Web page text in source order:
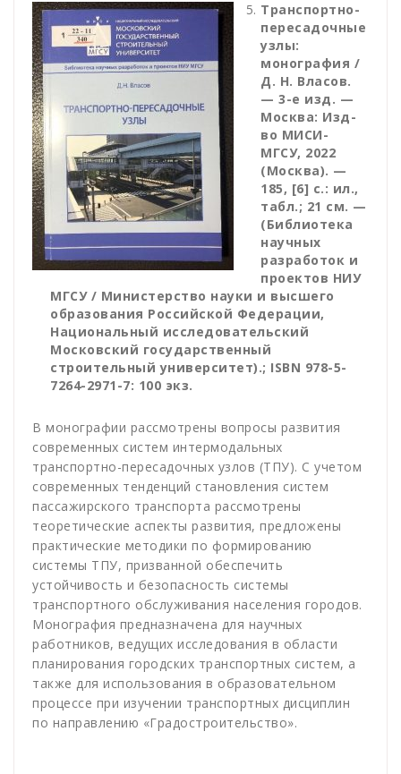
Транспортно-
пересадочные
узлы:
монография /
Д. Н. Власов.
— 3-е изд. —
Москва: Изд-
во МИСИ-
МГСУ, 2022
(Москва). —
185, [6] с.: ил.,
табл.; 21 см. —
(Библиотека
научных
разработок и
проектов НИУ
МГСУ / Министерство науки и высшего
образования Российской Федерации,
Национальный исследовательский
Московский государственный
строительный университет).; ISBN 978-5-
7264-2971-7: 100 экз.
В монографии рассмотрены вопросы развития
современных систем интермодальных
транспортно-пересадочных узлов (ТПУ). С учетом
современных тенденций становления систем
пассажирского транспорта рассмотрены
теоретические аспекты развития, предложены
практические методики по формированию
системы ТПУ, призванной обеспечить
устойчивость и безопасность системы
транспортного обслуживания населения городов.
Монография предназначена для научных
работников, ведущих исследования в области
планирования городских транспортных систем, а
также для использования в образовательном
процессе при изучении транспортных дисциплин
по направлению «Градостроительство».